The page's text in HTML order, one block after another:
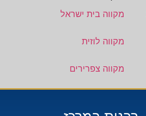
מקווה בית ישראל
מקווה לוזית
מקווה צפרירים